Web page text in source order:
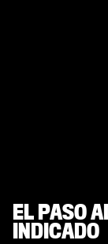
EL PASO
INDICADO